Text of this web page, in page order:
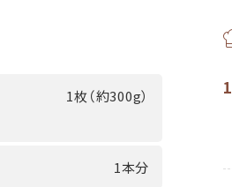
1枚（約300g）
1本分
1